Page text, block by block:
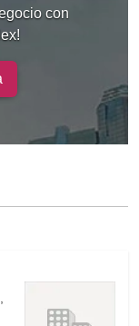
con